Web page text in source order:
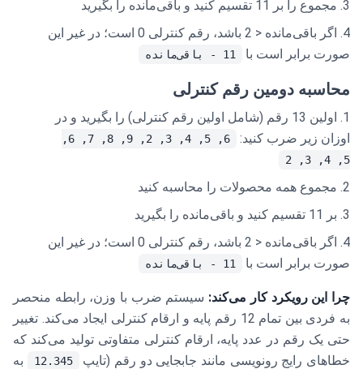
مجموع را بر 11 تقسیم کنید و باقی‌مانده را بگیرید
اگر باقی‌مانده < 2 باشد، رقم کنترلی 0 است؛ در غیر این
صورت برابر است با
11 - باقی‌مانده
محاسبه دومین رقم کنترلی
اولین 13 رقم (شامل اولین رقم کنترلی) را بگیرید و در
اوزان زیر ضرب کنید:
6, 5, 4, 3, 2, 9, 8, 7, 6,
5, 4, 3, 2
مجموع همه محصولات را محاسبه کنید
بر 11 تقسیم کنید و باقی‌مانده را بگیرید
اگر باقی‌مانده < 2 باشد، رقم کنترلی 0 است؛ در غیر این
صورت برابر است با
11 - باقی‌مانده
چرا این رویکرد کار می‌کند: سیستم ضرب با وزن، رابطه منحصر
به فردی بین تمام 12 رقم پایه و ارقام کنترلی ایجاد می‌کند. تغییر
حتی یک رقم در عدد پایه، ارقام کنترلی متفاوتی تولید می‌کند که
خطاهای رایج رونویسی مانند جابجایی دو رقم (تایپ
12.345
به